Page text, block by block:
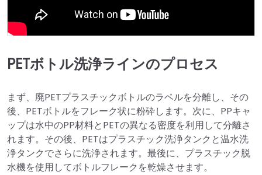
PETボトル洗浄ラインのプロセス
まず、廃PETプラスチックボトルのラベルを分離し、その
後、PETボトルをフレーク状に粉砕します。次に、PPキャ
ップは水中のPP材料とPETの異なる密度を利用して分離さ
れます。その後、PETはプラスチック洗浄タンクと温水洗
浄タンクでさらに洗浄されます。最後に、プラスチック脱
水機を使用してボトルフレークを乾燥させます。